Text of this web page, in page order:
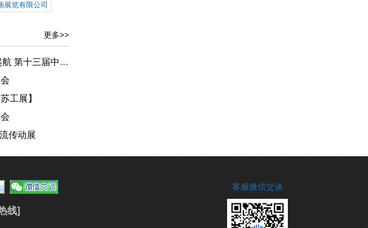
展览有限公司
更多>>
平台交易“永不落幕”，“尖兵之翼”全新起航 第十三届中国无人机大会暨展览会即将开幕
工展】
传动展
线]
客服微信交谈